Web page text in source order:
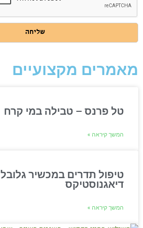
באתר
שליחה
מאמרים מקצועיים
טל פרנס – טבילה במי קרח
המשך קיראה »
טיפול תדרים במכשיר גלובל
דיאגנוסטיקס
המשך קיראה »